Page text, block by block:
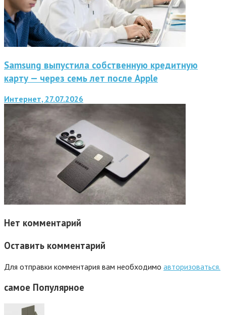
Samsung выпустила собственную кредитную
карту — через семь лет после Apple
Интернет, 27.07.2026
Нет комментарий
Оставить комментарий
Для отправки комментария вам необходимо авторизоваться.
самое Популярное